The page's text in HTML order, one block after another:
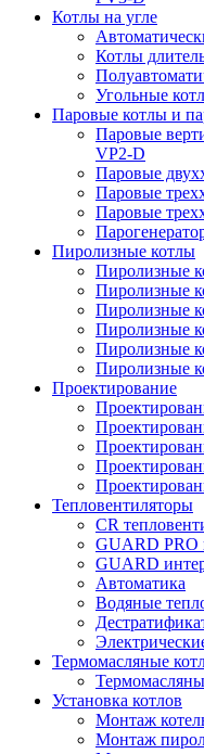
Котлы на угле
Котлы
Угольные
Паровые котлы и
Паровые
VP2-D
Паровые
Паровые
Паровые
Пиролизные котлы
Пиролизные
Пиролизные
Пиролизные
Пиролизные
Пиролизные
Пиролизные
Проектирование
Тепловентиляторы
CR
GUARD PRO
GUARD
Автоматика
Водяные
Термомасляные
Установка котлов
Монтаж
Монтаж